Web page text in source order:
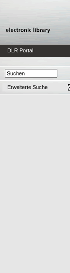
DLR Portal
Erweiterte Suche